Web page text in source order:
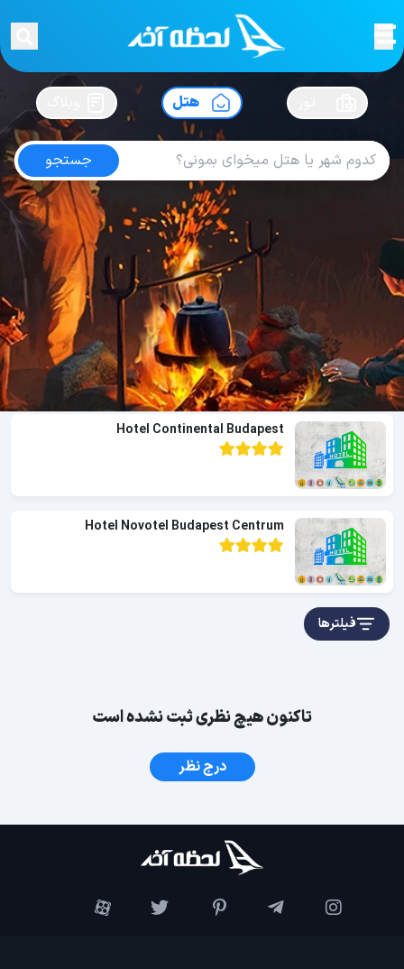
لحظه آخرسفرت رو بساز !
هتل
جستجو
هتل های بوداپست
4.4 از5| از100 کاربر
لحظه آخر هتل های مجارستان هتل های بوداپست
Hotel InterContinental Budapest
Hotel Continental Budapest
Hotel Novotel Budapest Centrum
فیلترها
تاکنون هیچ نظری ثبت نشده است
درج نظر